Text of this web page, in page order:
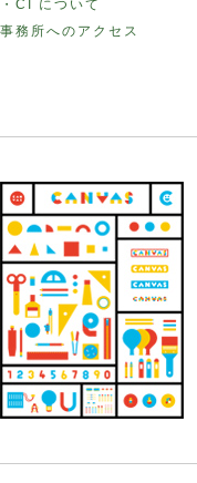
・CI について
事務所へのアクセス